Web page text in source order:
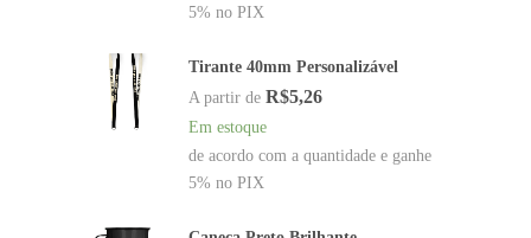
5% no PIX
Tirante 40mm Personalizável
A partir de R$5,26
Em estoque
de acordo com a quantidade e ganhe
5% no PIX